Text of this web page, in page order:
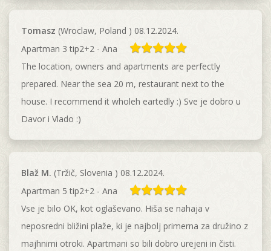
Tomasz (Wroclaw, Poland ) 08.12.2024.
Apartman 3 tip2+2 - Ana
The location, owners and apartments are perfectly
prepared. Near the sea 20 m, restaurant next to the
house. I recommend it wholeh eartedly :) Sve je dobro u
Davor i Vlado :)
Blaž M. (Tržič, Slovenia ) 08.12.2024.
Apartman 5 tip2+2 - Ana
Vse je bilo OK, kot oglaševano. Hiša se nahaja v
neposredni bližini plaže, ki je najbolj primerna za družino z
majhnimi otroki. Apartmani so bili dobro urejeni in čisti.